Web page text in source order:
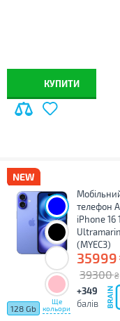
КУПИТИ
Ще
кольори
телефон
iPhone 16
(MYEC3)
35999
39300 ₴
+349
балів
128 Gb